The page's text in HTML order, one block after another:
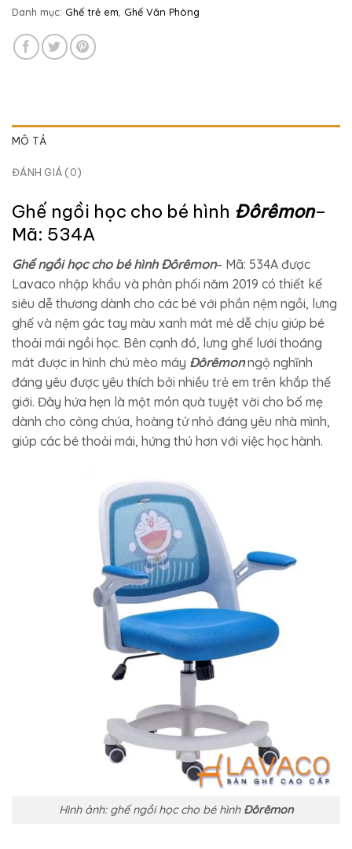
Danh mục: Ghế trẻ em, Ghế Văn Phòng
MÔ TẢ
ĐÁNH GIÁ (0)
Ghế ngồi học cho bé hình Đôrêmon–
Mã: 534A
Ghế ngồi học cho bé hình Đôrêmon– Mã: 534A được
Lavaco nhập khẩu và phân phối năm 2019 có thiết kế
siêu dễ thương dành cho các bé với phần nệm ngồi, lưng
ghế và nệm gác tay màu xanh mát mẻ dễ chịu giúp bé
thoải mái ngồi học. Bên cạnh đó, lưng ghế lưới thoáng
mát được in hình chú mèo máy Đôrêmonngộ nghĩnh
đáng yêu được yêu thích bởi nhiều trẻ em trên khắp thế
giới. Đây hứa hẹn là một món quà tuyệt vời cho bố mẹ
dành cho công chúa, hoàng tử nhỏ đáng yêu nhà mình,
giúp các bé thoải mái, hứng thú hơn với việc học hành.
Hình ảnh: ghế ngồi học cho bé hình Đôrêmon